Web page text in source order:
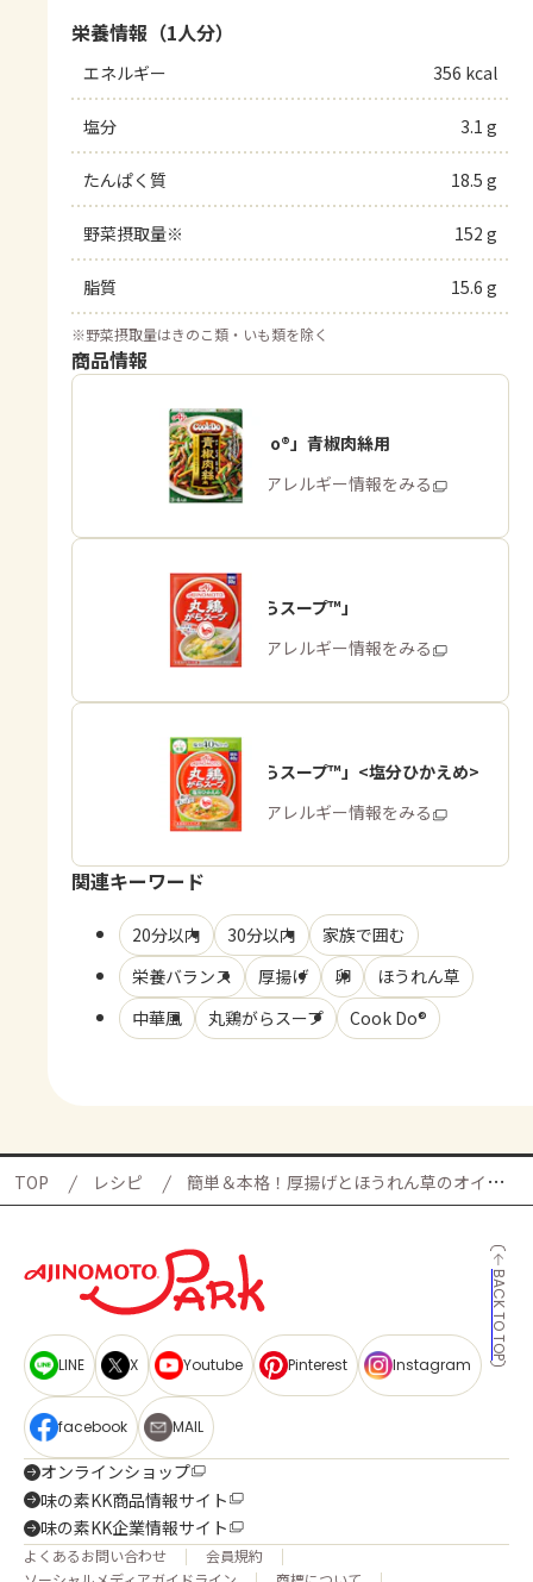
栄養情報（1人分）
エネルギー 356 kcal
塩分 3.1 g
たんぱく質 18.5 g
野菜摂取量※ 152 g
脂質 15.6 g
※野菜摂取量はきのこ類・いも類を除く
商品情報
「Cook Do®」青椒肉絲用
商品・アレルギー情報をみる
「丸鶏がらスープ™」
商品・アレルギー情報をみる
「丸鶏がらスープ™」<塩分ひかえめ>
商品・アレルギー情報をみる
関連キーワード
20分以内 30分以内
家族で囲む
栄養バランス
厚揚げ 卵
ほうれん草
中華風
丸鶏がらスープ Cook Do®
TOP レシピ 簡単＆本格！厚揚げとほうれん草のオイスター炒めの献立
BACK TO TOP
LINE X Youtube Pinterest Instagram
facebook MAIL
オンラインショップ
味の素KK商品情報サイト
味の素KK企業情報サイト
よくあるお問い合わせ
会員規約